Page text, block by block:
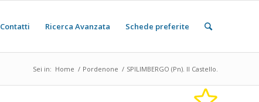
Contatti Ricerca Avanzata Schede preferite
Sei in: Home / Pordenone / SPILIMBERGO (Pn). Il Castello.